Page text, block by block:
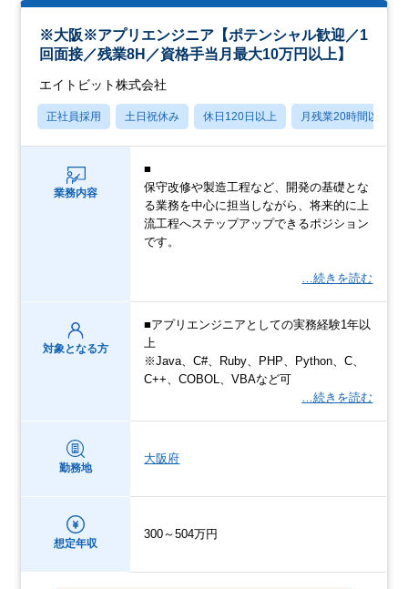
※大阪※アプリエンジニア【ポテンシャル歓迎／1
回面接／残業8H／資格手当月最大10万円以上】
エイトビット株式会社
正社員採用 土日祝休み 休日120日以上 月残業20時間以内
業務内容
■
保守改修や製造工程など、開発の基礎とな
る業務を中心に担当しながら、将来的に上
流工程へステップアップできるポジション
です。
…続きを読む
対象となる方
■アプリエンジニアとしての実務経験1年以
上
※Java、C#、Ruby、PHP、Python、C、
C++、COBOL、VBAなど可
…続きを読む
勤務地
大阪府
想定年収
300～504万円